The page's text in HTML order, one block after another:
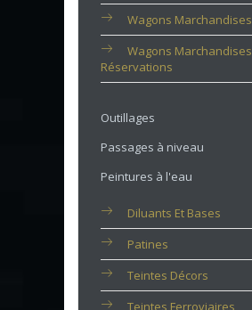
Wagons Marchandises
Wagons Marchandises
Réservations
Outillages
Passages à niveau
Peintures à l'eau
Diluants Et Bases
Patines
Teintes Décors
Teintes Ferroviaires